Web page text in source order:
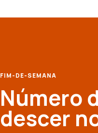
FIM-DE-SEMANA
Número
descer